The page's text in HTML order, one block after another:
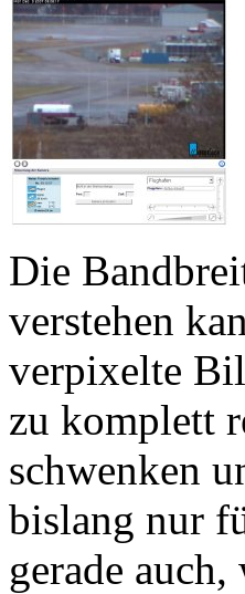
Die
verstehen
verpixelte
zu komplett
schwenken
bislang nur
gerade